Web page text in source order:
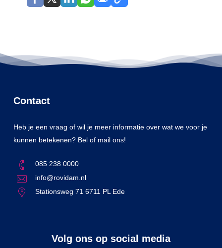
Contact
Heb je een vraag of wil je meer informatie over wat we voor je
kunnen betekenen? Bel of mail ons!
085 238 0000
info@rovidam.nl
Stationsweg 71 6711 PL Ede
Volg ons op social media